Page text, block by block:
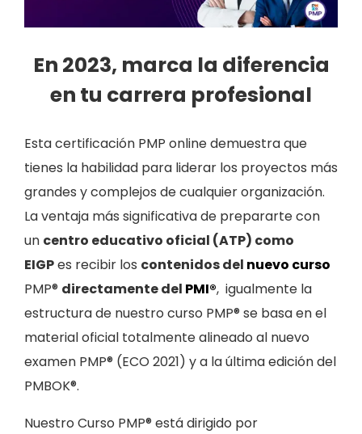
En 2023, marca la diferencia
en tu carrera profesional
Esta certificación PMP online demuestra que
tienes la habilidad para liderar los proyectos más
grandes y complejos de cualquier organización.
La ventaja más significativa de prepararte con
un centro educativo oficial (ATP) como
EIGPes recibir los contenidos del nuevo curso
PMP® directamente del PMI®, igualmente la
estructura de nuestro curso PMP® se basa en el
material oficial totalmente alineado al nuevo
examen PMP® (ECO 2021) y a la última edición del
PMBOK®.
Nuestro Curso PMP® está dirigido por